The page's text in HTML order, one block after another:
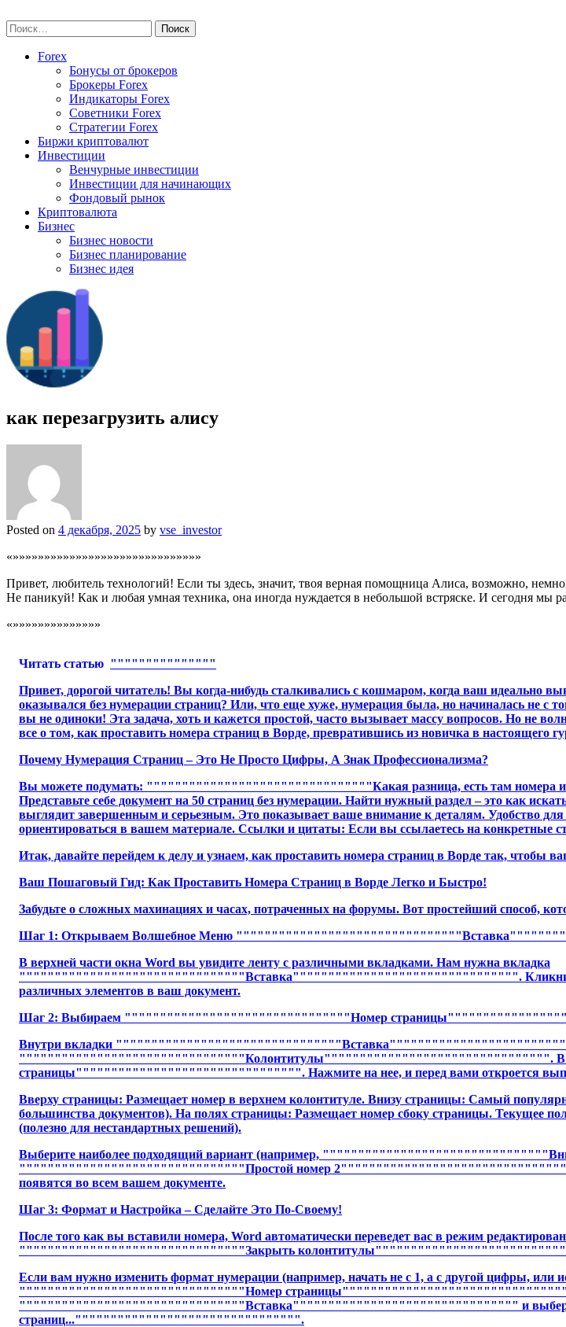
to
content
Найти:
Forex
Бонусы от брокеров
Брокеры Forex
Индикаторы Forex
Советники Forex
Стратегии Forex
Биржи криптовалют
Инвестиции
Венчурные инвестиции
Инвестиции для начинающих
Фондовый рынок
Криптовалюта
Бизнес
Бизнес новости
Бизнес планирование
Бизнес идея
как перезагрузить алису
Posted on 4 декабря, 2025 by vse_investor
«»»»»»»»»»»»»»»»»»»»»»»»»»»»»»»
Привет, любитель технологий! Если ты здесь, значит, твоя верная помощница Алиса, возможно,
Не паникуй! Как и любая умная техника, она иногда нуждается в небольшой встряске. И сегодня мы
«»»»»»»»»»»»»»»
Читать статью """""""""""""""
Привет, дорогой читатель! Вы когда-нибудь сталкивались с кошмаром, когда ваш идеально
оказывался без нумерации страниц? Или, что еще хуже, нумерация была, но начиналась не с
вы не одиноки! Эта задача, хоть и кажется простой, часто вызывает массу вопросов. Но не
все о том, как проставить номера страниц в Ворде, превратившись из новичка в настоящего
Почему Нумерация Страниц – Это Не Просто Цифры, А Знак Профессионализма?
Вы можете подумать: """"""""""""""""""""""""""""""""Какая разница, есть там
Представьте себе документ на 50 страниц без нумерации. Найти нужный раздел – это как
выглядит завершенным и серьезным. Это показывает ваше внимание к деталям. Удобство
ориентироваться в вашем материале. Ссылки и цитаты: Если вы ссылаетесь на конкретные
Итак, давайте перейдем к делу и узнаем, как проставить номера страниц в Ворде так, чтобы
Ваш Пошаговый Гид: Как Проставить Номера Страниц в Ворде Легко и Быстро!
Забудьте о сложных махинациях и часах, потраченных на форумы. Вот простейший способ,
Шаг 1: Открываем Волшебное Меню
В верхней части окна Word вы увидите ленту с различными вкладками. Нам нужна вкладка
""""""""""""""""""""""""""""""""Вставка"""""""""""""""""""""""""""""""". Кликните по ней –
различных элементов в ваш документ.
Шаг 2: Выбираем """"""""""""""""""""""""""""""""Номер
Внутри вкладки
""""""""""""""""""""""""""""""""Колонтитулы"""""""""""""""""""""""""""""""". В
страницы"""""""""""""""""""""""""""""""". Нажмите на нее, и перед вами откроется
Вверху страницы: Размещает номер в верхнем колонтитуле. Внизу страницы: Самый
большинства документов). На полях страницы: Размещает номер сбоку страницы. Текущее
(полезно для нестандартных решений).
Выберите наиболее подходящий вариант (например,
""""""""""""""""""""""""""""""""Простой номер 2"""""""""""""""""""""""""""""""" для
появятся во всем вашем документе.
Шаг 3: Формат и Настройка – Сделайте Это По-Своему!
После того как вы вставили номера, Word автоматически переведет вас в режим
""""""""""""""""""""""""""""""""Закрыть колонтитулы"""""""""""""""""""""""""""""""" на
Если вам нужно изменить формат нумерации (например, начать не с 1, а с другой цифры, или
""""""""""""""""""""""""""""""""Номер страницы""""""""""""""""""""""""""""""""
""""""""""""""""""""""""""""""""Вставка"""""""""""""""""""""""""""""""" и
страниц..."""""""""""""""""""""""""""""""".